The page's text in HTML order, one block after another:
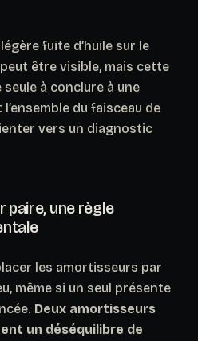
fuite d’huile sur le
être visible, mais cette
à conclure à une
du faisceau de
vers un diagnostic
paire, une règle
les amortisseurs par
même si un seul présente
Deux amortisseurs
un déséquilibre de